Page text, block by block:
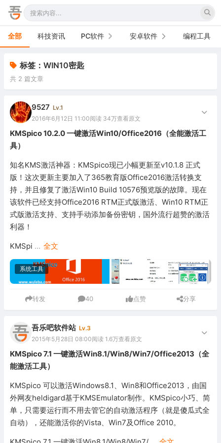
全部 科技资讯 PC软件
办公软件
网络软件
图形图像
游戏娱乐
安全防御
系统下载
系统工具
安卓软件
手机软件
电视软件
车机软件
编程工具
标签：WIN10密匙
共 2 篇文章
9527 Lv.1
2016年6月12日 11:00阅读 34万查看原文
KMSpico 10.2.0 一键激活Win10/Office2016（全能激活工
具）
知名KMS激活神器：KMSpico现已小幅更新至v10.1.8 正式
版！这次更新主要加入了365教育版Office2016激活转换支
持，并且修复了激活Win10 Build 10576预览版的故障。现在
该软件已经支持Office2016 RTM正式版激活、Win10 RTM正
式版激活支持、支持手动添加备份密钥，国外流行超赞的激活
利器！
KMSpi ... 全文
系统工具
转发 40 点赞 分享
吾乐吧软件站 Lv.3
2015年5月28日 08:00阅读 1.6万查看原文
KMSpico 7.1 一键激活Win8.1/Win8/Win7/Office2013（全
能激活工具）
KMSpico 可以激活Windows8.1、Win8和Office2013，由国
外网友heldigard基于KMSEmulator制作。KMSpico小巧、简
单，只需要运行而不用去管它的自动激活程序（就是傻瓜式全
自动），还能激活你的Vista、Win7及Office 2010。